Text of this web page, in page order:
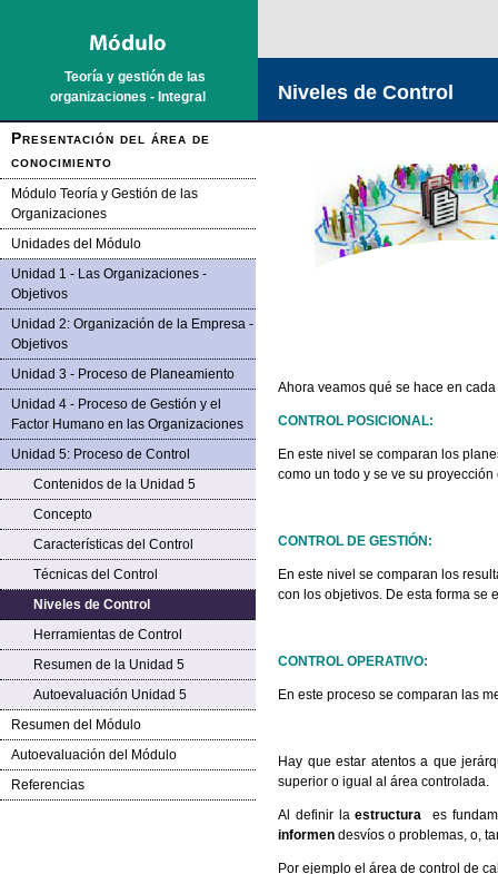
Teoría y gestión de las
organizaciones - Integral
Presentación del área de
conocimiento
Módulo Teoría y Gestión de las
Organizaciones
Unidades del Módulo
Unidad 1 - Las Organizaciones -
Objetivos
Unidad 2: Organización de la Empresa -
Objetivos
Unidad 3 - Proceso de Planeamiento
Unidad 4 - Proceso de Gestión y el
Factor Humano en las Organizaciones
Unidad 5: Proceso de Control
Contenidos de la Unidad 5
Concepto
Características del Control
Técnicas del Control
Niveles de Control
Herramientas de Control
Resumen de la Unidad 5
Autoevaluación Unidad 5
Resumen del Módulo
Autoevaluación del Módulo
Referencias
Niveles de Control
Ahora veamos qué se hace en
CONTROL POSICIONAL:
En este nivel se comparan los
como un todo y se ve su proyección
CONTROL DE GESTIÓN:
En este nivel se comparan los
con los objetivos. De esta forma se
CONTROL OPERATIVO:
En este proceso se comparan las
Hay que estar atentos a que
superior o igual al área controlada.
Al definir laestructura
es
informen desvíos o problemas, o,
Por ejemplo el área de control de